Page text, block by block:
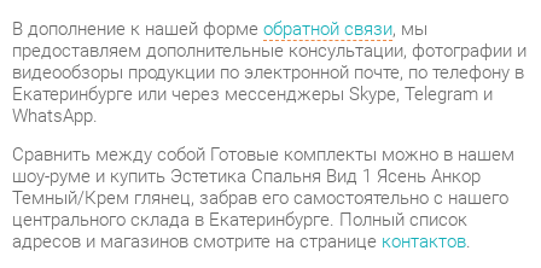
Cравнить между собой Готовые комплекты можно в нашем
шоу-руме и купить Эстетика Спальня Вид 1 Ясень Анкор
Темный/Крем глянец, забрав его самостоятельно с нашего
центрального склада в Екатеринбурге. Полный список
адресов и магазинов смотрите на странице
Материал Пвх
Цвет Ясень анкор темный/крем
глянец